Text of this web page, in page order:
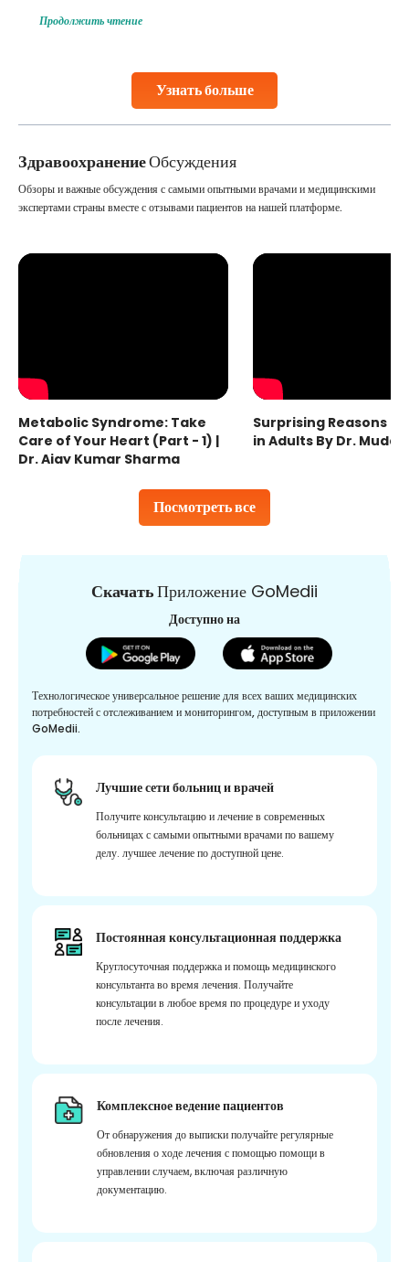
Узнать больше
harm to it can lead to serious complications. However, with
Продолжить чтение
ЗдравоохранениеОбсуждения
Посмотреть все
Обзоры и важные обсуждения с самыми опытными врачами и медицинскими
экспертами страны вместе с отзывами пациентов на нашей платформе.
Metabolic Syndrome: Take
Care of Your Heart (Part - 1) |
Dr. Ajay Kumar Sharma
Surprising Reasons
in Adults By Dr.
СкачатьПриложение GoMedii
Доступно на
Технологическое универсальное решение для всех ваших медицинских
потребностей с отслеживанием и мониторингом, доступным в приложении
GoMedii.
Лучшие сети больниц и врачей
Получите консультацию и лечение в современных
больницах с самыми опытными врачами по вашему
делу. лучшее лечение по доступной цене.
Постоянная консультационная поддержка
Круглосуточная поддержка и помощь медицинского
консультанта во время лечения. Получайте
консультации в любое время по процедуре и уходу
после лечения.
Комплексное ведение пациентов
От обнаружения до выписки получайте регулярные
обновления о ходе лечения с помощью помощи в
управлении случаем, включая различную
документацию.